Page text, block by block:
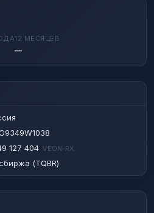
12 МЕСЯЦЕВ
—
127 404 VEON-RX
(TQBR)